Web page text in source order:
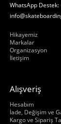
WhatsApp
Hikayemiz
Markalar
Organizasyon
İletişim
Alışveriş
Hakkımızda
Hesabım
İade, Değişim ve
Kargo ve Sipariş